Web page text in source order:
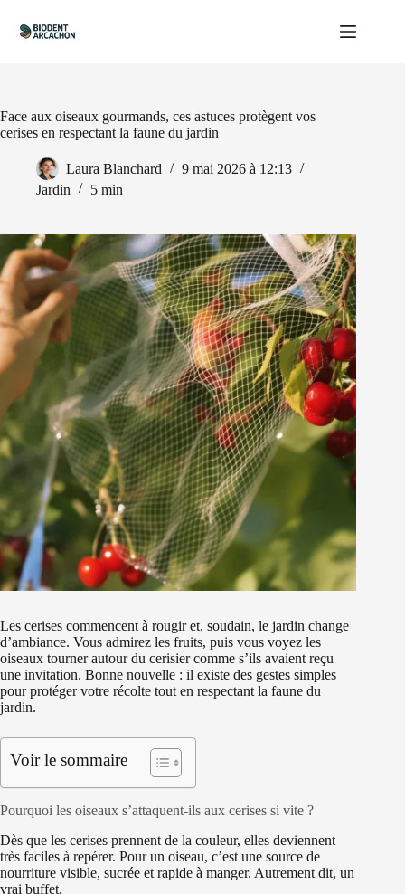
contenu
Face aux oiseaux gourmands, ces astuces protègent vos
cerises en respectant la faune du jardin
Laura Blanchard
9 mai 2026 à 12:13
Jardin
5 min
Les cerises commencent à rougir et, soudain, le jardin change
d’ambiance. Vous admirez les fruits, puis vous voyez les
oiseaux tourner autour du cerisier comme s’ils avaient reçu
une invitation. Bonne nouvelle : il existe des gestes simples
pour protéger votre récolte tout en respectant la faune du
jardin.
Voir le sommaire
Pourquoi les oiseaux s’attaquent-ils aux cerises si vite ?
Dès que les cerises prennent de la couleur, elles deviennent
très faciles à repérer. Pour un oiseau, c’est une source de
nourriture visible, sucrée et rapide à manger. Autrement dit, un
vrai buffet.